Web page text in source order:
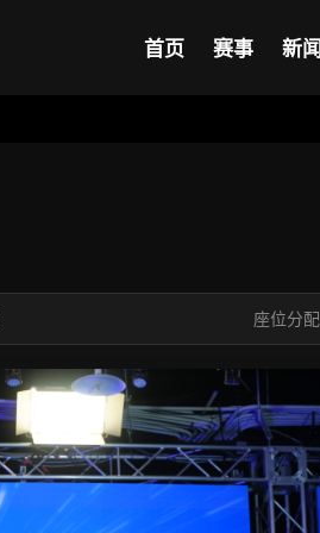
首页 赛事 新闻
座位分配